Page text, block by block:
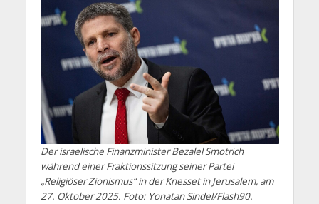
Der israelische Finanzminister Bezalel Smotrich
während einer Fraktionssitzung seiner Partei
„Religiöser Zionismus“ in der Knesset in Jerusalem, am
27. Oktober 2025. Foto: Yonatan Sindel/Flash90.